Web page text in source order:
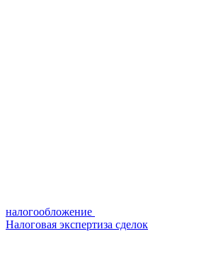
налогообложение
Налоговая экспертиза сделок